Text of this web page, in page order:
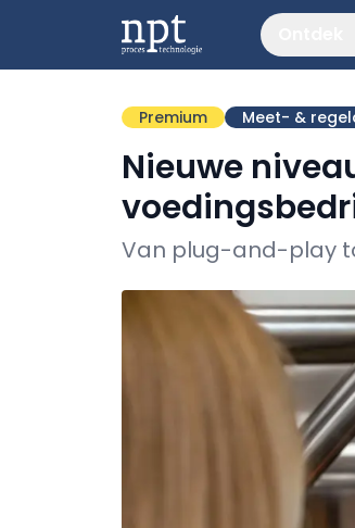
Premium Meet- &
Nieuwe
Van plug-and-play